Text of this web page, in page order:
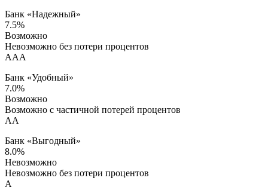
Банк «Надежный»
7.5%
Возможно
Невозможно без потери процентов
AAA
Банк «Удобный»
7.0%
Возможно
Возможно с частичной потерей процентов
AA
Банк «Выгодный»
8.0%
Невозможно
Невозможно без потери процентов
A